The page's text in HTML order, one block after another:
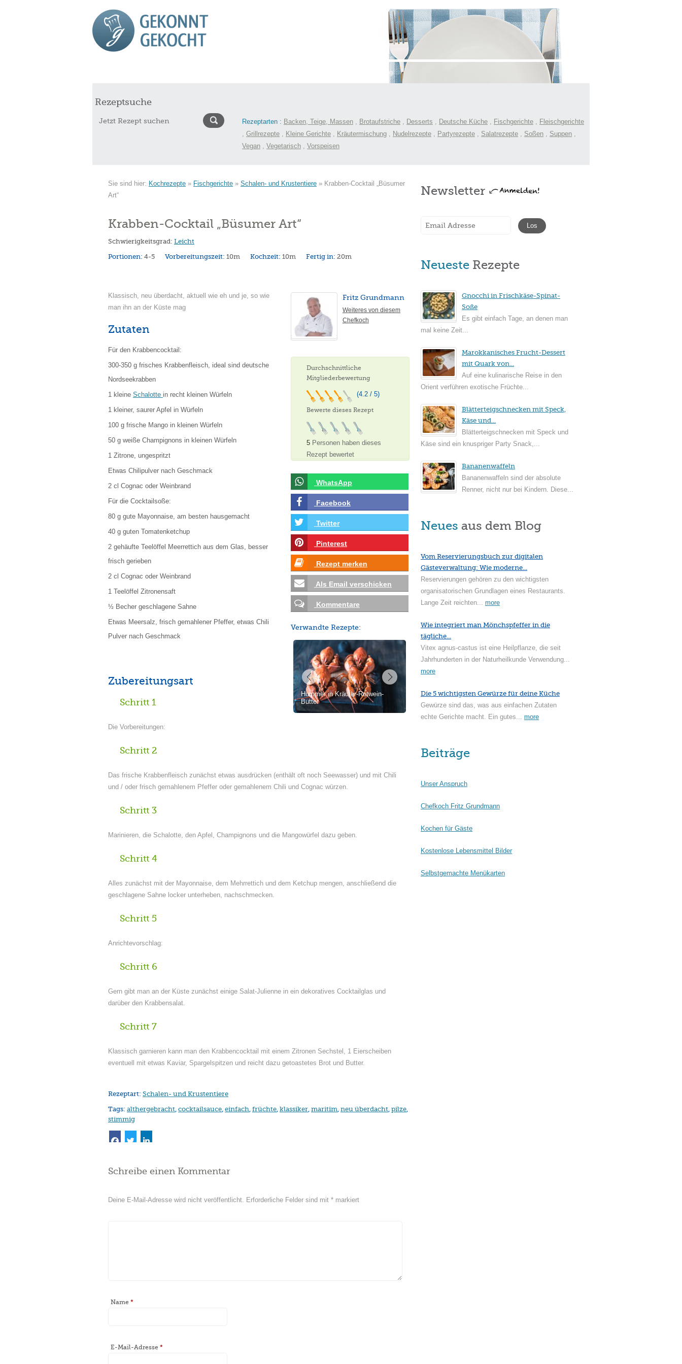
Blog
Rezeptsuche
Rezeptarten : Backen, Teige, Massen , Brotaufstriche , Desserts , Deutsche Küche , Fischgerichte , Fleischgerichte
, Grillrezepte , Kleine Gerichte , Kräutermischung , Nudelrezepte , Partyrezepte , Salatrezepte , Soßen , Suppen ,
Vegan , Vegetarisch , Vorspeisen
Sie sind hier: Kochrezepte » Fischgerichte » Schalen- und Krustentiere » Krabben-Cocktail „Büsumer
Art“
Krabben-Cocktail „Büsumer Art“
Schwierigkeitsgrad: Leicht
Portionen: 4-5 Vorbereitungszeit: 10m Kochzeit: 10m Fertig in: 20m
Fritz Grundmann
Weiteres von diesem
Chefkoch
Durchschnittliche
Mitgliederbewertung
(4.2 / 5)
Bewerte dieses Rezept
5 Personen haben dieses
Rezept bewertet
WhatsApp
Facebook
Twitter
Pinterest
Rezept merken
Als Email verschicken
Kommentare
Verwandte Rezepte:
Hummer in Kräuter-Rotwein-
Butter
Klassisch, neu überdacht, aktuell wie eh und je, so wie
man ihn an der Küste mag
Zutaten
Für den Krabbencocktail:
300-350 g frisches Krabbenfleisch, ideal sind deutsche
Nordseekrabben
1 kleine Schalotte in recht kleinen Würfeln
1 kleiner, saurer Apfel in Würfeln
100 g frische Mango in kleinen Würfeln
50 g weiße Champignons in kleinen Würfeln
1 Zitrone, ungespritzt
Etwas Chilipulver nach Geschmack
2 cl Cognac oder Weinbrand
Für die Cocktailsoße:
80 g gute Mayonnaise, am besten hausgemacht
40 g guten Tomatenketchup
2 gehäufte Teelöffel Meerrettich aus dem Glas, besser
frisch gerieben
2 cl Cognac oder Weinbrand
1 Teelöffel Zitronensaft
½ Becher geschlagene Sahne
Etwas Meersalz, frisch gemahlener Pfeffer, etwas Chili
Pulver nach Geschmack
Zubereitungsart
Schritt 1
Die Vorbereitungen:
Schritt 2
Das frische Krabbenfleisch zunächst etwas ausdrücken (enthält oft noch Seewasser) und mit Chili
und / oder frisch gemahlenem Pfeffer oder gemahlenem Chili und Cognac würzen.
Schritt 3
Marinieren, die Schalotte, den Apfel, Champignons und die Mangowürfel dazu geben.
Schritt 4
Alles zunächst mit der Mayonnaise, dem Mehrrettich und dem Ketchup mengen, anschließend die
geschlagene Sahne locker unterheben, nachschmecken.
Schritt 5
Anrichtevorschlag:
Schritt 6
Gern gibt man an der Küste zunächst einige Salat-Julienne in ein dekoratives Cocktailglas und
darüber den Krabbensalat.
Schritt 7
Klassisch garnieren kann man den Krabbencocktail mit einem Zitronen Sechstel, 1 Eierscheiben
eventuell mit etwas Kaviar, Spargelspitzen und reicht dazu getoastetes Brot und Butter.
Rezeptart: Schalen- und Krustentiere
Tags: althergebracht, cocktailsauce, einfach, früchte, klassiker, maritim, neu überdacht, pilze,
stimmig
Schreibe einen Kommentar
Deine E-Mail-Adresse wird nicht veröffentlicht. Erforderliche Felder sind mit * markiert
Name *
E-Mail-Adresse *
Newsletter
Neueste Rezepte
Gnocchi in Frischkäse-Spinat-
Soße
Es gibt einfach Tage, an denen man
mal keine Zeit...
Marokkanisches Frucht-Dessert
mit Quark von...
Auf eine kulinarische Reise in den
Orient verführen exotische Früchte...
Blätterteigschnecken mit Speck,
Käse und...
Blätterteigschnecken mit Speck und
Käse sind ein knuspriger Party Snack,...
Bananenwaffeln
Bananenwaffeln sind der absolute
Renner, nicht nur bei Kindern. Diese...
Neues aus dem Blog
Vom Reservierungsbuch zur digitalen
Gästeverwaltung: Wie moderne...
Reservierungen gehören zu den wichtigsten
organisatorischen Grundlagen eines Restaurants.
Lange Zeit reichten... more
Wie integriert man Mönchspfeffer in die
tägliche...
Vitex agnus-castus ist eine Heilpflanze, die seit
Jahrhunderten in der Naturheilkunde Verwendung...
more
Die 5 wichtigsten Gewürze für deine Küche
Gewürze sind das, was aus einfachen Zutaten
echte Gerichte macht. Ein gutes... more
Beiträge
Unser Anspruch
Chefkoch Fritz Grundmann
Kochen für Gäste
Kostenlose Lebensmittel Bilder
Selbstgemachte Menükarten